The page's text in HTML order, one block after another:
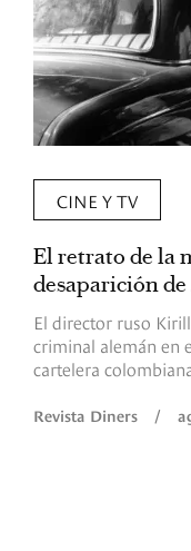
CINE Y TV
El retrato de la
desaparición de
El director ruso
criminal alemán en
cartelera
Revista Diners /